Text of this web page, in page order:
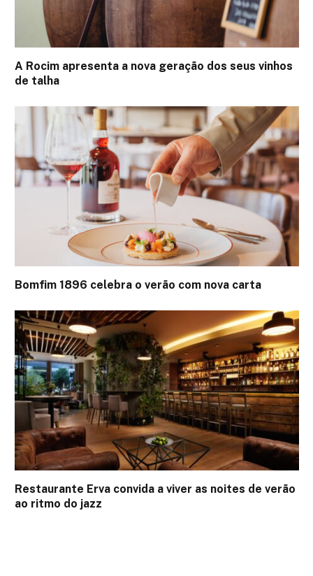
A Rocim apresenta a nova geração dos seus vinhos
de talha
Bomfim 1896 celebra o verão com nova carta
Restaurante Erva convida a viver as noites de verão
ao ritmo do jazz